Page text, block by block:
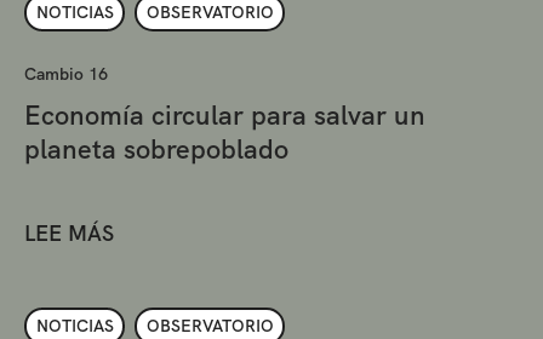
NOTICIAS OBSERVATORIO
Cambio 16
Economía circular para salvar un
planeta sobrepoblado
LEE MÁS
NOTICIAS OBSERVATORIO